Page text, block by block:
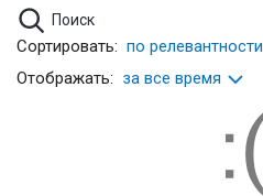
Поиск
Сортировать: по релевантности
Отображать: за все время